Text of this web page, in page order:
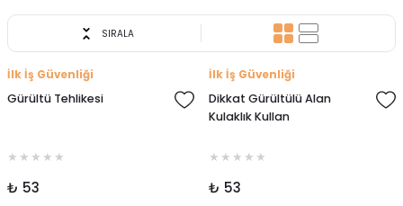
SIRALA
İlk İş Güvenliği
Gürültü Tehlikesi
₺ 53
İlk İş Güvenliği
Dikkat Gürültülü Alan
Kulaklık Kullan
₺ 53